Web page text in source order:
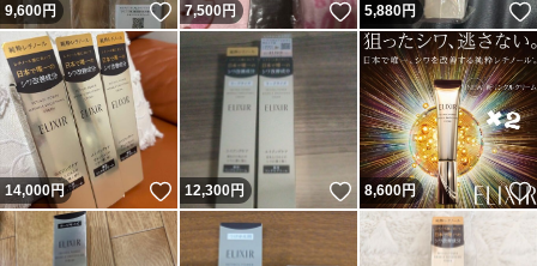
9,600円 いいね！
7,500円 いいね！
5,880円
14,000円 いいね！
12,300円 いいね！
8,600円